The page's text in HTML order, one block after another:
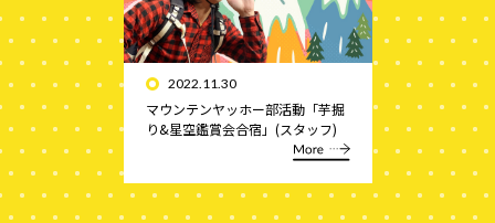
2022.11.30
マウンテンヤッホー部活動「芋掘
り&星空鑑賞会合宿」(スタッフ)